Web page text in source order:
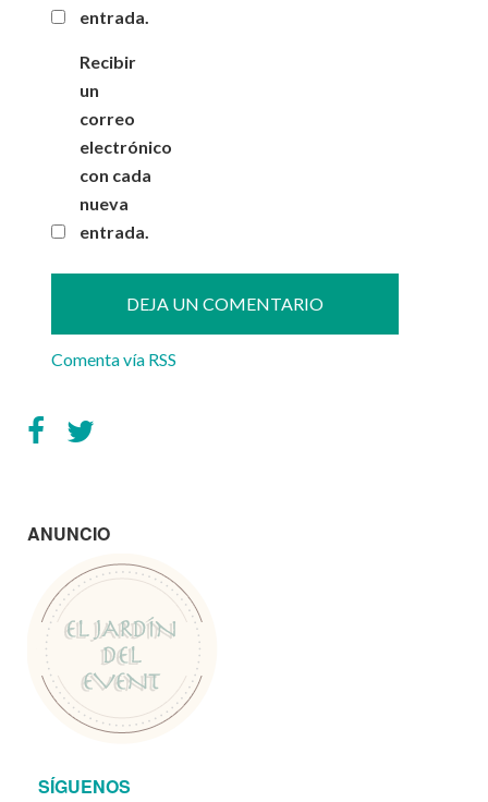
entrada.
Recibir
un
correo
electrónico
con cada
nueva
entrada.
Comenta vía RSS
ANUNCIO
SÍGUENOS